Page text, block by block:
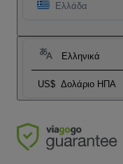
Ελλάδα
Ελληνικά
US$ Δολάριο ΗΠΑ